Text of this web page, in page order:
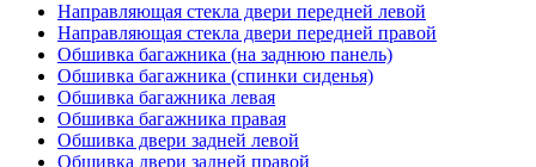
Направляющая стекла двери передней левой
Направляющая стекла двери передней правой
Обшивка багажника (на заднюю панель)
Обшивка багажника (спинки сиденья)
Обшивка багажника левая
Обшивка багажника правая
Обшивка двери задней левой
Обшивка двери задней правой